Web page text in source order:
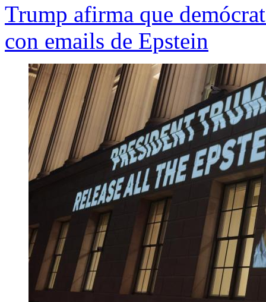
Trump afirma que
con emails de Epstein